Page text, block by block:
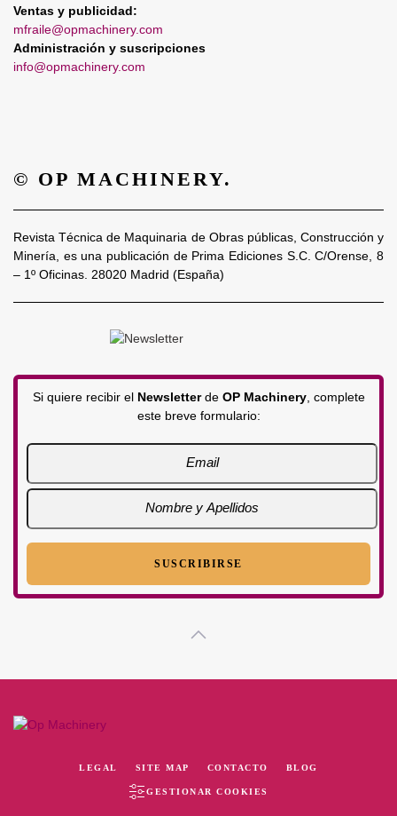
Ventas y publicidad:
mfraile@opmachinery.com
Administración y suscripciones
info@opmachinery.com
© OP MACHINERY.
Revista Técnica de Maquinaria de Obras públicas, Construcción y
Minería, es una publicación de Prima Ediciones S.C. C/Orense, 8
– 1º Oficinas. 28020 Madrid (España)
Si quiere recibir el Newsletterde OP Machinery, complete
este breve formulario:
LEGAL SITE MAP CONTACTO BLOG
GESTIONAR COOKIES